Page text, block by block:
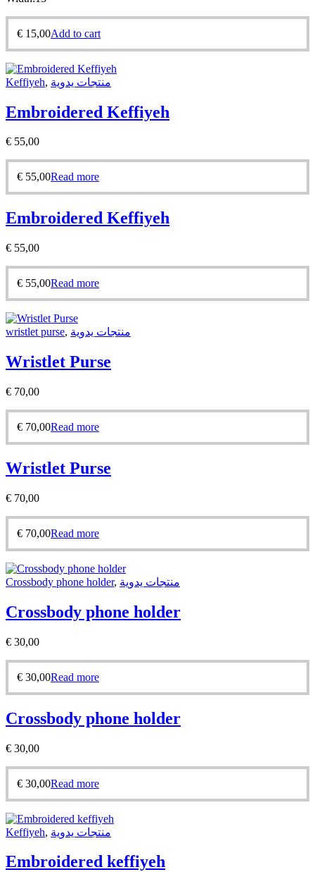
€ 15,00Add to cart
Keffiyeh, منتجات يدوية
Embroidered Keffiyeh
€ 55,00
€ 55,00Read more
Embroidered Keffiyeh
€ 55,00
€ 55,00Read more
wristlet purse, منتجات يدوية
Wristlet Purse
€ 70,00
€ 70,00Read more
Wristlet Purse
€ 70,00
€ 70,00Read more
Crossbody phone holder, منتجات يدوية
Crossbody phone holder
€ 30,00
€ 30,00Read more
Crossbody phone holder
€ 30,00
€ 30,00Read more
Keffiyeh, منتجات يدوية
Embroidered keffiyeh